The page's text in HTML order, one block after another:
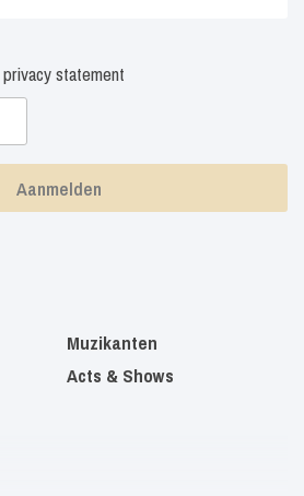
privacy statement
Muzikanten
Acts & Shows